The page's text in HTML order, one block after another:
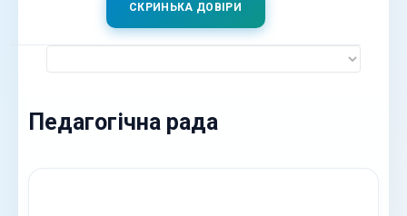
СКРИНЬКА ДОВІРИ
Педагогічна рада